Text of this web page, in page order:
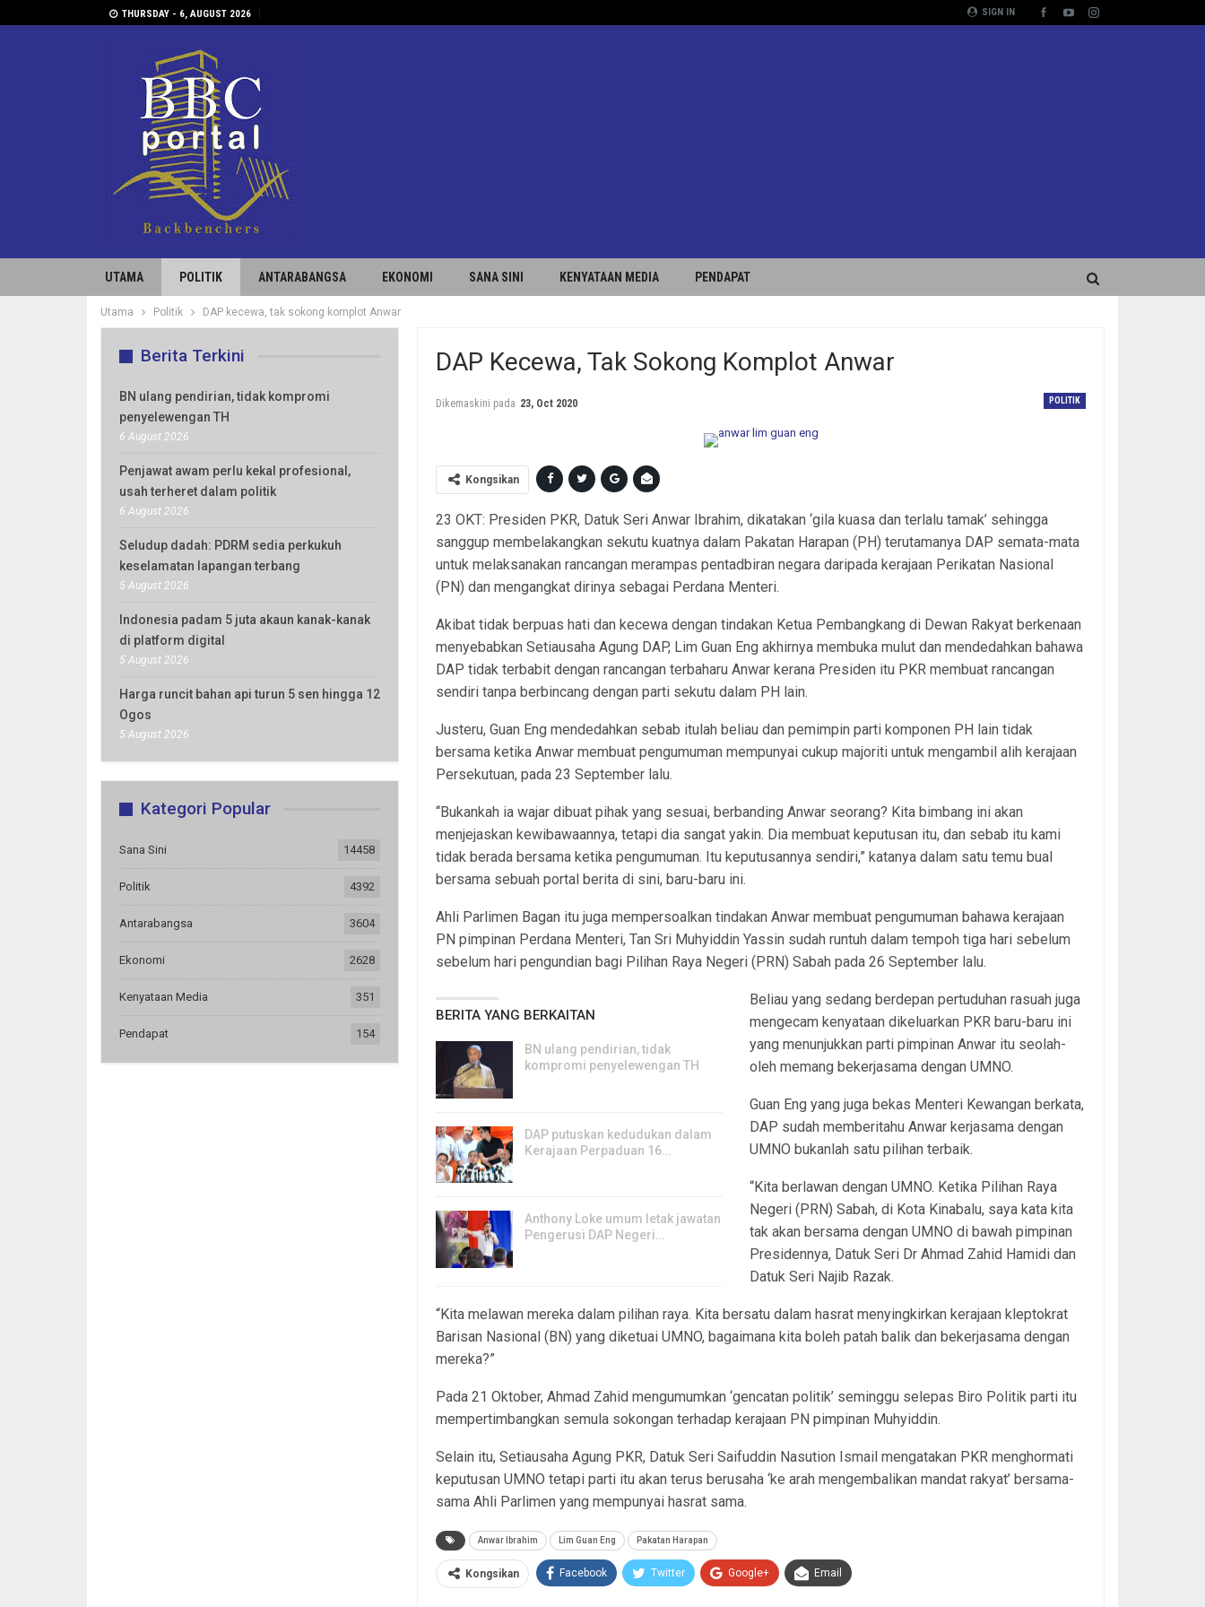
SIGN IN
THURSDAY - 6, AUGUST 2026
UTAMA POLITIK ANTARABANGSA EKONOMI SANA SINI KENYATAAN MEDIA PENDAPAT
Utama Politik DAP kecewa, tak sokong komplot Anwar
DAP Kecewa, Tak Sokong Komplot Anwar
POLITIK
Dikemaskini pada 23, Oct 2020
Kongsikan
23 OKT: Presiden PKR, Datuk Seri Anwar Ibrahim, dikatakan ‘gila kuasa dan terlalu tamak’ sehingga
sanggup membelakangkan sekutu kuatnya dalam Pakatan Harapan (PH) terutamanya DAP semata-mata
untuk melaksanakan rancangan merampas pentadbiran negara daripada kerajaan Perikatan Nasional
(PN) dan mengangkat dirinya sebagai Perdana Menteri.
Akibat tidak berpuas hati dan kecewa dengan tindakan Ketua Pembangkang di Dewan Rakyat berkenaan
menyebabkan Setiausaha Agung DAP, Lim Guan Eng akhirnya membuka mulut dan mendedahkan bahawa
DAP tidak terbabit dengan rancangan terbaharu Anwar kerana Presiden itu PKR membuat rancangan
sendiri tanpa berbincang dengan parti sekutu dalam PH lain.
Justeru, Guan Eng mendedahkan sebab itulah beliau dan pemimpin parti komponen PH lain tidak
bersama ketika Anwar membuat pengumuman mempunyai cukup majoriti untuk mengambil alih kerajaan
Persekutuan, pada 23 September lalu.
“Bukankah ia wajar dibuat pihak yang sesuai, berbanding Anwar seorang? Kita bimbang ini akan
menjejaskan kewibawaannya, tetapi dia sangat yakin. Dia membuat keputusan itu, dan sebab itu kami
tidak berada bersama ketika pengumuman. Itu keputusannya sendiri,” katanya dalam satu temu bual
bersama sebuah portal berita di sini, baru-baru ini.
Ahli Parlimen Bagan itu juga mempersoalkan tindakan Anwar membuat pengumuman bahawa kerajaan
PN pimpinan Perdana Menteri, Tan Sri Muhyiddin Yassin sudah runtuh dalam tempoh tiga hari sebelum
sebelum hari pengundian bagi Pilihan Raya Negeri (PRN) Sabah pada 26 September lalu.
BERITA YANG BERKAITAN
BN ulang pendirian, tidak
kompromi penyelewengan TH
DAP putuskan kedudukan dalam
Kerajaan Perpaduan 16…
Anthony Loke umum letak jawatan
Pengerusi DAP Negeri…
Beliau yang sedang berdepan pertuduhan rasuah juga
mengecam kenyataan dikeluarkan PKR baru-baru ini
yang menunjukkan parti pimpinan Anwar itu seolah-
oleh memang bekerjasama dengan UMNO.
Guan Eng yang juga bekas Menteri Kewangan berkata,
DAP sudah memberitahu Anwar kerjasama dengan
UMNO bukanlah satu pilihan terbaik.
“Kita berlawan dengan UMNO. Ketika Pilihan Raya
Negeri (PRN) Sabah, di Kota Kinabalu, saya kata kita
tak akan bersama dengan UMNO di bawah pimpinan
Presidennya, Datuk Seri Dr Ahmad Zahid Hamidi dan
Datuk Seri Najib Razak.
“Kita melawan mereka dalam pilihan raya. Kita bersatu dalam hasrat menyingkirkan kerajaan kleptokrat
Barisan Nasional (BN) yang diketuai UMNO, bagaimana kita boleh patah balik dan bekerjasama dengan
mereka?”
Pada 21 Oktober, Ahmad Zahid mengumumkan ‘gencatan politik’ seminggu selepas Biro Politik parti itu
mempertimbangkan semula sokongan terhadap kerajaan PN pimpinan Muhyiddin.
Selain itu, Setiausaha Agung PKR, Datuk Seri Saifuddin Nasution Ismail mengatakan PKR menghormati
keputusan UMNO tetapi parti itu akan terus berusaha ‘ke arah mengembalikan mandat rakyat’ bersama-
sama Ahli Parlimen yang mempunyai hasrat sama.
Anwar Ibrahim Lim Guan Eng Pakatan Harapan
Kongsikan Facebook Twitter Google+ Email
Berita Terkini
BN ulang pendirian, tidak kompromi
penyelewengan TH
6 August 2026
Penjawat awam perlu kekal profesional,
usah terheret dalam politik
6 August 2026
Seludup dadah: PDRM sedia perkukuh
keselamatan lapangan terbang
5 August 2026
Indonesia padam 5 juta akaun kanak-kanak
di platform digital
5 August 2026
Harga runcit bahan api turun 5 sen hingga 12
Ogos
5 August 2026
Kategori Popular
Sana Sini 14458
Politik 4392
Antarabangsa 3604
Ekonomi 2628
Kenyataan Media 351
Pendapat 154